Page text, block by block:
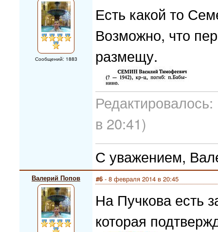
Сообщений: 1883
Есть какой то
Возможно, что
размещу.
в 20:41)
С уважением,
Валерий Попов #6 - 8 февраля 2014 в 20:45
На Пучкова есть
которая